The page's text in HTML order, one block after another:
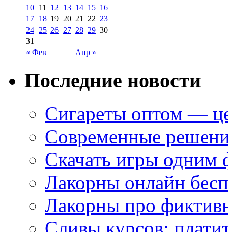
« Фев Апр »
10 11 12 13 14 15 16
17 18 19 20 21 22 23
24 25 26 27 28 29 30
31
Последние новости
Сигареты оптом —
Современные
Скачать игры одним
Лакорны онлайн
Лакорны про